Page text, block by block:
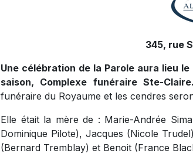
345, rue
Une célébration de la Parole aura lieu
saison, Complexe funéraire Ste-Claire.
funéraire du Royaume et les cendres
Elle était la mère de : Marie-Andrée
Dominique Pilote), Jacques (Nicole
(Bernard Tremblay) et Benoit (France